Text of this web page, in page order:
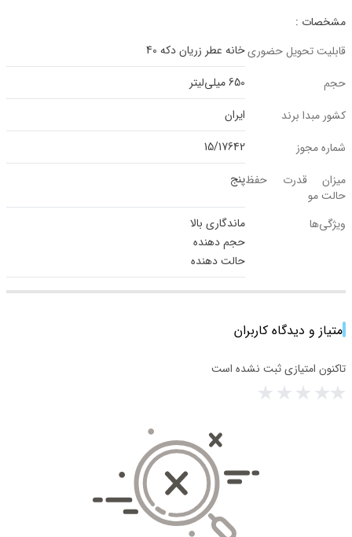
مشخصات :
قابلیت تحویل حضوریخانه عطر زریان دکه 40
حجم
650 میلی‌لیتر
کشور مبدا برند
ایران
شماره مجوز
15/17642
میزان قدرت حفظ
حالت مو
پنج
ویژگی‌ها
ماندگاری بالا
حجم دهنده
حالت دهنده
امتیاز و دیدگاه کاربران
تاکنون امتیازی ثبت نشده است